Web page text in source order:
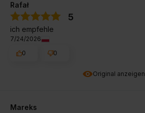
Original anzeigen
Rafał
5
ich empfehle
7/24/2026
0
0
Mareks